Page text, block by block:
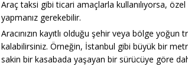
Araç taksi gibi ticari amaçlarla kullanılıyorsa,
yapmanız gerekebilir.
Aracınızın kayıtlı olduğu şehir veya bölge
kalabilirsiniz. Örneğin, İstanbul gibi büyük bir
sakin bir kasabada yaşayan bir sürücüye göre